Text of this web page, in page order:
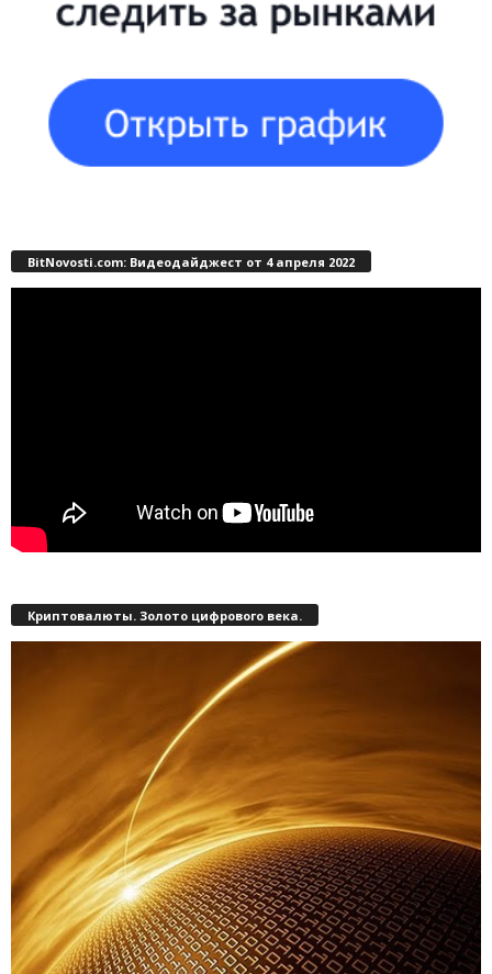
BitNovosti.com: Видеодайджест от 4 апреля 2022
Криптовалюты. Золото цифрового века.